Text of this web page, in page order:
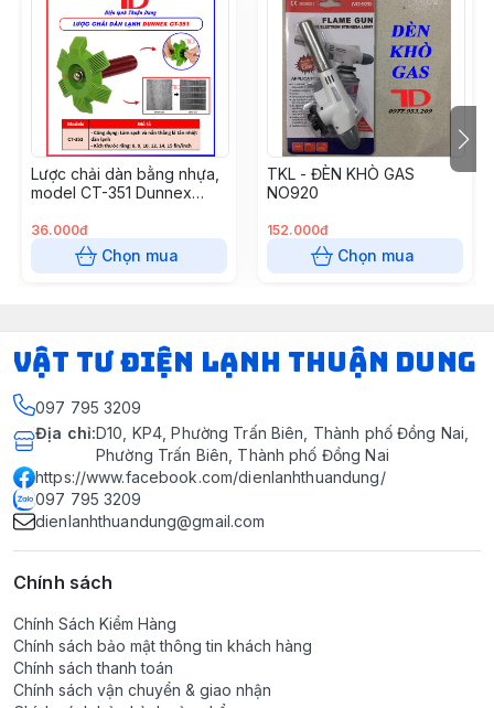
Lược chải dàn bằng nhựa,
model CT-351 Dunnex
36.000đ
Chọn mua
TKL - ĐÈN KHÒ GAS
NO920
152.000đ
Chọn mua
VẬT TƯ ĐIỆN LẠNH THUẬN DUNG
097 795 3209
Địa chỉ:D10, KP4, Phường Trấn Biên, Thành phố Đồng Nai,
Phường Trấn Biên, Thành phố Đồng Nai
https://www.facebook.com/dienlanhthuandung/
097 795 3209
dienlanhthuandung@gmail.com
Chính sách
Chính Sách Kiểm Hàng
Chính sách bảo mật thông tin khách hàng
Chính sách thanh toán
Chính sách vận chuyển & giao nhận